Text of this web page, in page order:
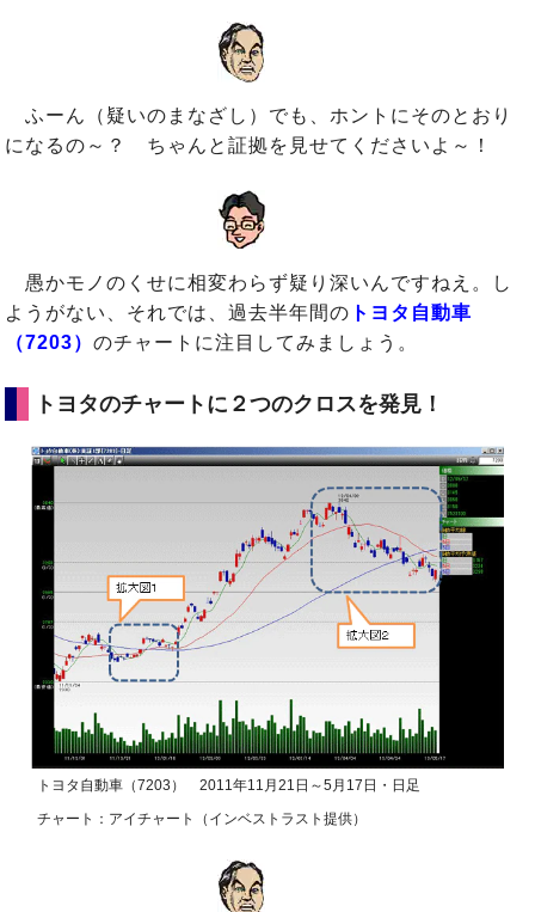
ふーん（疑いのまなざし）でも、ホントにそのとおり
になるの～？ ちゃんと証拠を見せてくださいよ～！
愚かモノのくせに相変わらず疑り深いんですねえ。し
ようがない、それでは、過去半年間の トヨタ自動車
（7203）のチャートに注目してみましょう。
トヨタのチャートに２つのクロスを発見！
トヨタ自動車（7203） 2011年11月21日～5月17日・日足
チャート：アイチャート（インベストラスト提供）